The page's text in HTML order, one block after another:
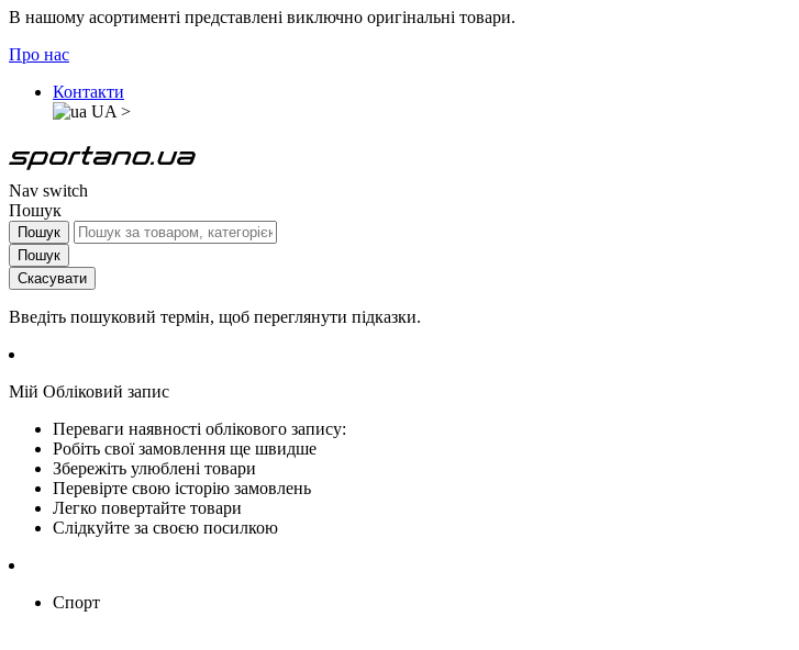
В нашому асортименті представлені виключно оригінальні товари.
Про нас
Контакти
UA >
Nav switch
Пошук
Пошук
Пошук
Скасувати
Введіть пошуковий термін, щоб переглянути підказки.
Мій Обліковий запис
Переваги наявності облікового запису:
Робіть свої замовлення ще швидше
Збережіть улюблені товари
Перевірте свою історію замовлень
Легко повертайте товари
Слідкуйте за своєю посилкою
Спорт